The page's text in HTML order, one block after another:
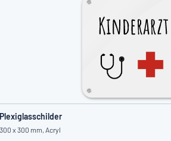
Plexiglasschilder
300 x 300 mm, Acryl